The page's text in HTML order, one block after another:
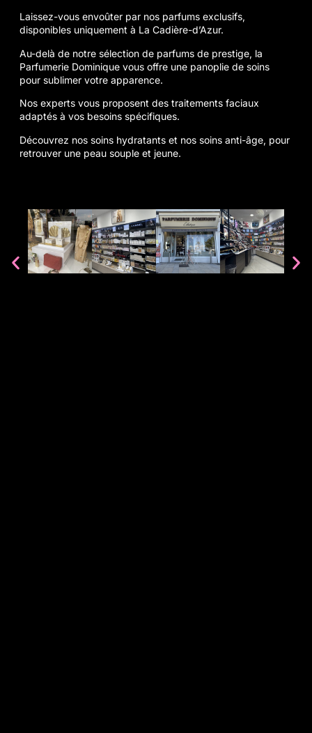
Laissez-vous envoûter par nos parfums exclusifs,
disponibles uniquement à La Cadière-d’Azur.
Au-delà de notre sélection de parfums de prestige, la
Parfumerie Dominique vous offre une panoplie de soins
pour sublimer votre apparence.
Nos experts vous proposent des traitements faciaux
adaptés à vos besoins spécifiques.
Découvrez nos soins hydratants et nos soins anti-âge, pour
retrouver une peau souple et jeune.